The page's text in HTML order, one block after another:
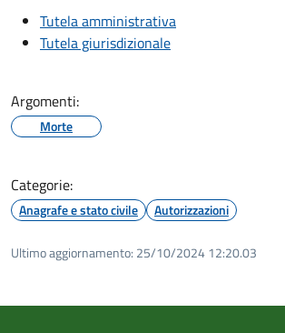
Tutela amministrativa
Tutela giurisdizionale
Argomenti:
Morte
Categorie:
Anagrafe e stato civile Autorizzazioni
Ultimo aggiornamento: 25/10/2024 12:20.03